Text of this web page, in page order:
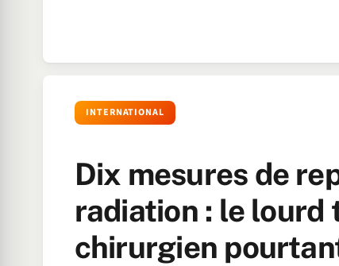
INTERNATIONAL
Dix mesures de
radiation : le lourd
chirurgien